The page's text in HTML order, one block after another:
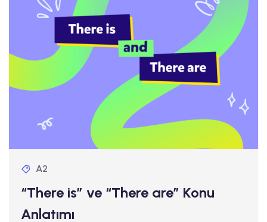
A2
“There is” ve “There are” Konu
Anlatımı